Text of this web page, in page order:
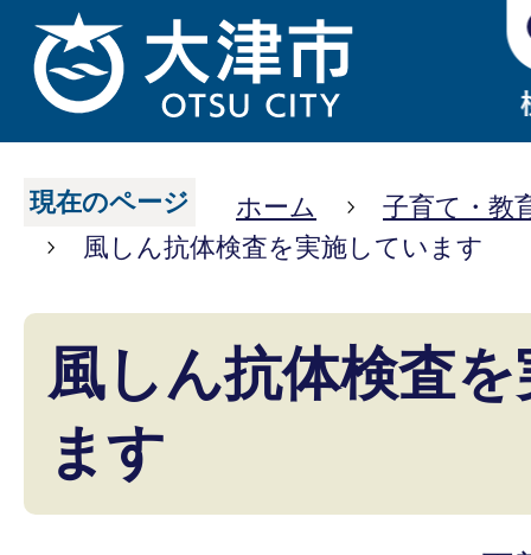
現在のページ ホーム
子育て・教
風しん抗体検査を実施しています
風しん抗体検査
ます